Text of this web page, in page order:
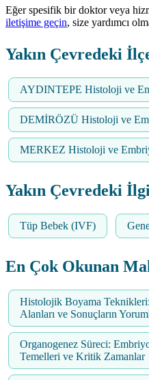
Eğer spesifik bir doktor veya
iletişime geçin, size yardımcı
Yakın Çevredeki
AYDINTEPE Histoloji ve
DEMİRÖZÜ Histoloji ve
MERKEZ Histoloji ve
Yakın Çevredeki
Tüp Bebek (IVF)
En Çok Okunan
Histolojik Boyama
Alanları ve Sonuçların
Organogenez Süreci:
Temelleri ve Kritik Zamanlar